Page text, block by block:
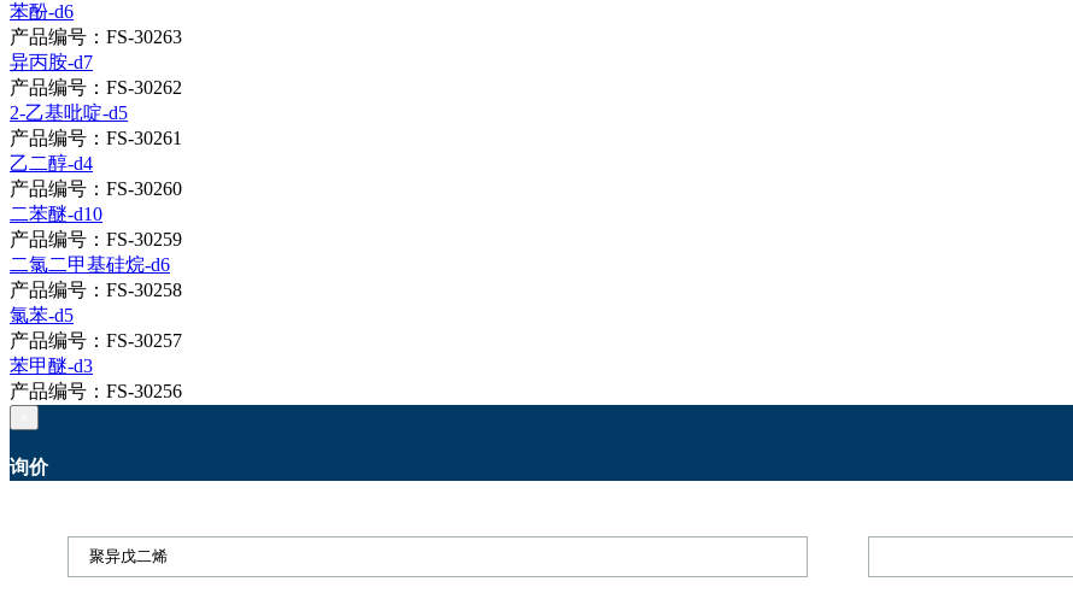
苯酚-d6
产品编号：FS-30263
异丙胺-d7
产品编号：FS-30262
2-乙基吡啶-d5
产品编号：FS-30261
乙二醇-d4
产品编号：FS-30260
二苯醚-d10
产品编号：FS-30259
二氯二甲基硅烷-d6
产品编号：FS-30258
氯苯-d5
产品编号：FS-30257
苯甲醚-d3
产品编号：FS-30256
询价